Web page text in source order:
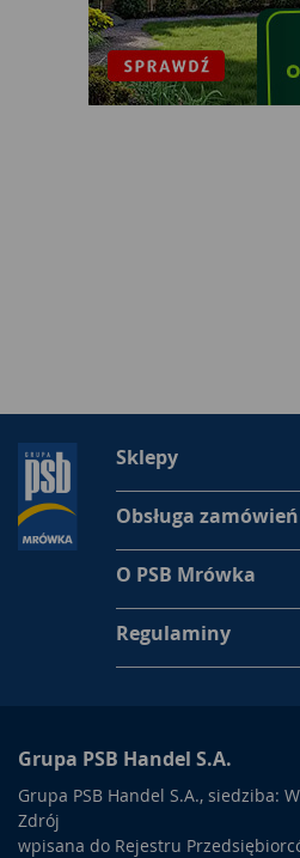
Sklepy
Obsługa zamówień
O PSB Mrówka
Regulaminy
Grupa PSB Handel S.A.
Grupa PSB Handel S.A., siedziba:
Zdrój
wpisana do Rejestru